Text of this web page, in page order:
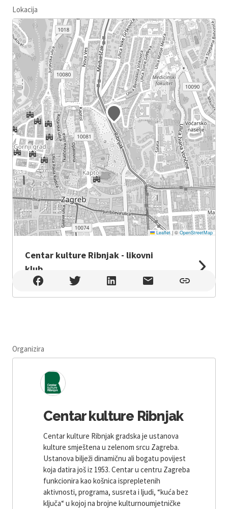
Lokacija
Leaflet |© OpenStreetMap
Centar kulture Ribnjak - likovni
klub
Centar kulture Ribnjak - likovni klub , Zagreb
Organizira
Centar kulture Ribnjak
Centar kulture Ribnjak gradska je ustanova
kulture smještena u zelenom srcu Zagreba.
Ustanova bilježi dinamičnu ali bogatu povijest
koja datira još iz 1953. Centar u centru Zagreba
funkcionira kao košnica isprepletenih
aktivnosti, programa, susreta i ljudi, “kuća bez
ključa“ u kojoj na brojne kulturnoumjetničke